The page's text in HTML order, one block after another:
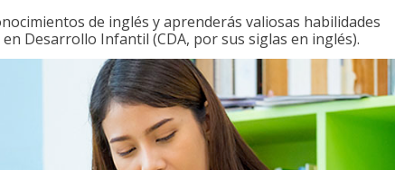
de inglés y aprenderás valiosas habilidades
Desarrollo Infantil (CDA, por sus siglas en inglés).